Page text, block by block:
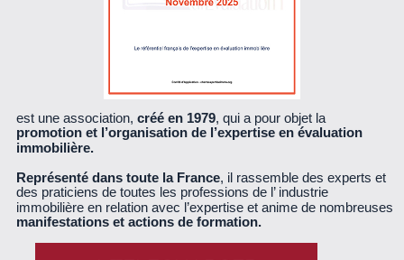
est une association, créé en 1979, qui a pour objet la
promotion et l’organisation de l’expertise en évaluation
immobilière.
Représenté dans toute la France, il rassemble des experts et
des praticiens de toutes les professions de l’ industrie
immobilière en relation avec l’expertise et anime de nombreuses
manifestations et actions de formation.